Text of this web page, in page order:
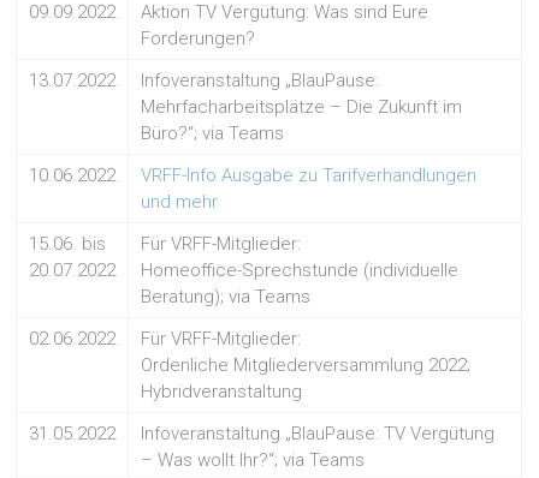
09.09.2022
Aktion TV Vergütung: Was sind Eure
Forderungen?
13.07.2022
Infoveranstaltung „BlauPause:
Mehrfacharbeitsplätze – Die Zukunft im
Büro?“; via Teams
10.06.2022
VRFF-Info Ausgabe zu Tarifverhandlungen
und mehr
15.06. bis
20.07.2022
Für VRFF-Mitglieder:
Homeoffice-Sprechstunde (individuelle
Beratung); via Teams
02.06.2022
Für VRFF-Mitglieder:
Ordenliche Mitgliederversammlung 2022;
Hybridveranstaltung
31.05.2022
Infoveranstaltung „BlauPause: TV Vergütung
– Was wollt Ihr?“; via Teams